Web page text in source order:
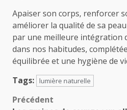
Apaiser son corps, renforcer
améliorer la qualité de sa
par une meilleure intégration
dans nos habitudes,
équilibrée et une hygiène de
Tags:
lumière naturelle
Navigation
Précédent